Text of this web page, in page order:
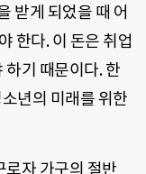
받게 되었을 때 어
한다. 이 돈은 취업
기 때문이다. 한
년의 미래를 위한
로자 가구의 절반